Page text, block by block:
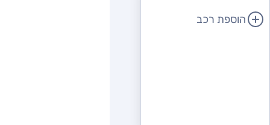
הוספת רכב